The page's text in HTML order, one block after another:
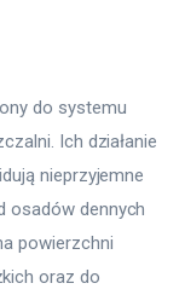
do systemu
Ich działanie
nieprzyjemne
osadów dennych
powierzchni
oraz do